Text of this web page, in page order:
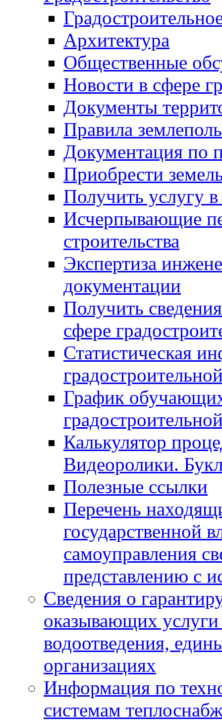
Архитектура
Общественные
Новости в сфере
Документы
Правила
Документация по
Приобрести
Получить услугу в
Исчерпывающие
строительства
Экспертиза
документации
Получить
сфере
Статистическая
График
Калькулятор
Видеоролики.
Полезные ссылки
Перечень
государственной
самоуправления
представлению с
Сведения о
оказывающих
водоотведения,
организациях
Информация по
системам